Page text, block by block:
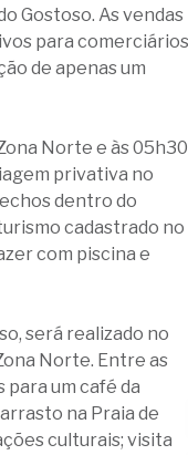
Gostoso. As vendas
para comerciários
de apenas um
Norte e às 05h30
privativa no
dentro do
cadastrado no
com piscina e
será realizado no
Norte. Entre as
um café da
na Praia de
culturais; visita